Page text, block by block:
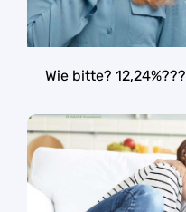
Wie bitte? 12,24%???